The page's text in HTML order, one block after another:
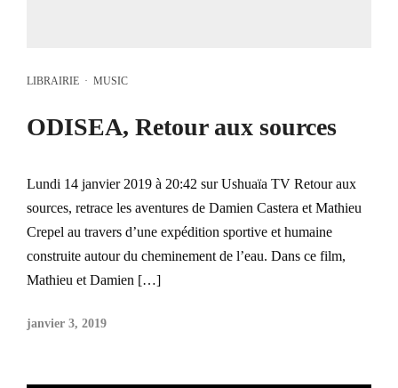
LIBRAIRIE · MUSIC
ODISEA, Retour aux sources
Lundi 14 janvier 2019 à 20:42 sur Ushuaïa TV Retour aux
sources, retrace les aventures de Damien Castera et Mathieu
Crepel au travers d’une expédition sportive et humaine
construite autour du cheminement de l’eau. Dans ce film,
Mathieu et Damien […]
janvier 3, 2019